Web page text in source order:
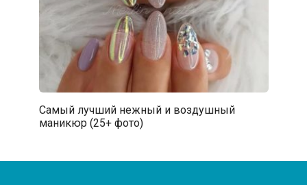
Самый лучший нежный и воздушный
маникюр (25+ фото)